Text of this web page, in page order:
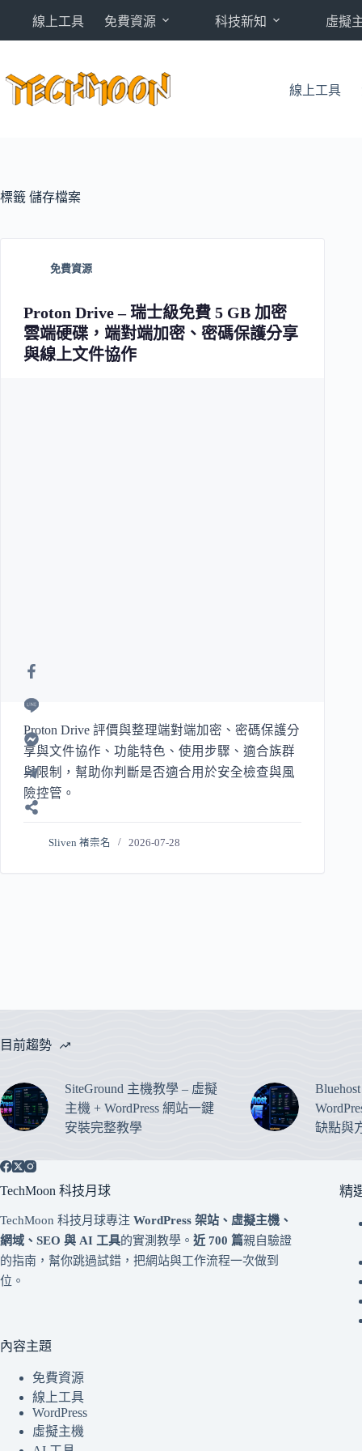
內
線上工具 免費資源 科技新知 虛擬
線上工具
標籤 儲存檔案
免費資源
Proton Drive – 瑞士級免費 5 GB 加密
雲端硬碟，端對端加密、密碼保護分享
與線上文件協作
Proton Drive 評價與整理端對端加密、密碼保護分
享與文件協作、功能特色、使用步驟、適合族群
與限制，幫助你判斷是否適合用於安全檢查與風
險控管。
Sliven 褚崇名 2026-07-28
目前趨勢
SiteGround 主機教學 – 虛擬
主機 + WordPress 網站一鍵
安裝完整教學
缺點與
TechMoon 科技月球
TechMoon 科技月球專注 WordPress 架站、虛擬主機、
網域、SEO 與 AI 工具的實測教學。 近 700 篇親自驗證
的指南，幫你跳過試錯，把網站與工作流程一次做到
位。
內容主題
免費資源
線上工具
WordPress
虛擬主機
精